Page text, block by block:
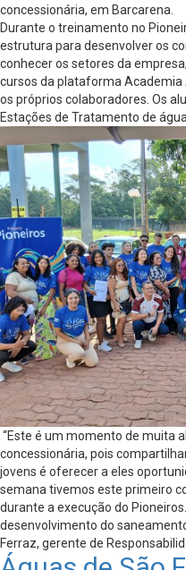
concessionária, em Barcarena.
Durante o treinamento no
estrutura para desenvolver os
conhecer os setores da
cursos da plataforma
os próprios colaboradores. Os
Estações de Tratamento de
“Este é um momento de muita
concessionária, pois
jovens é oferecer a eles
semana tivemos este primeiro
durante a execução do
desenvolvimento do
Ferraz, gerente de